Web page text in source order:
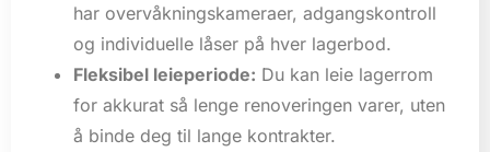
har overvåkningskameraer, adgangskontroll
og individuelle låser på hver lagerbod.
Fleksibel leieperiode: Du kan leie lagerrom
for akkurat så lenge renoveringen varer, uten
å binde deg til lange kontrakter.